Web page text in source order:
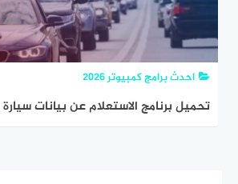
احدث برامج كمبيوتر 2026
تحميل برنامج الاستعلام عن بيانات